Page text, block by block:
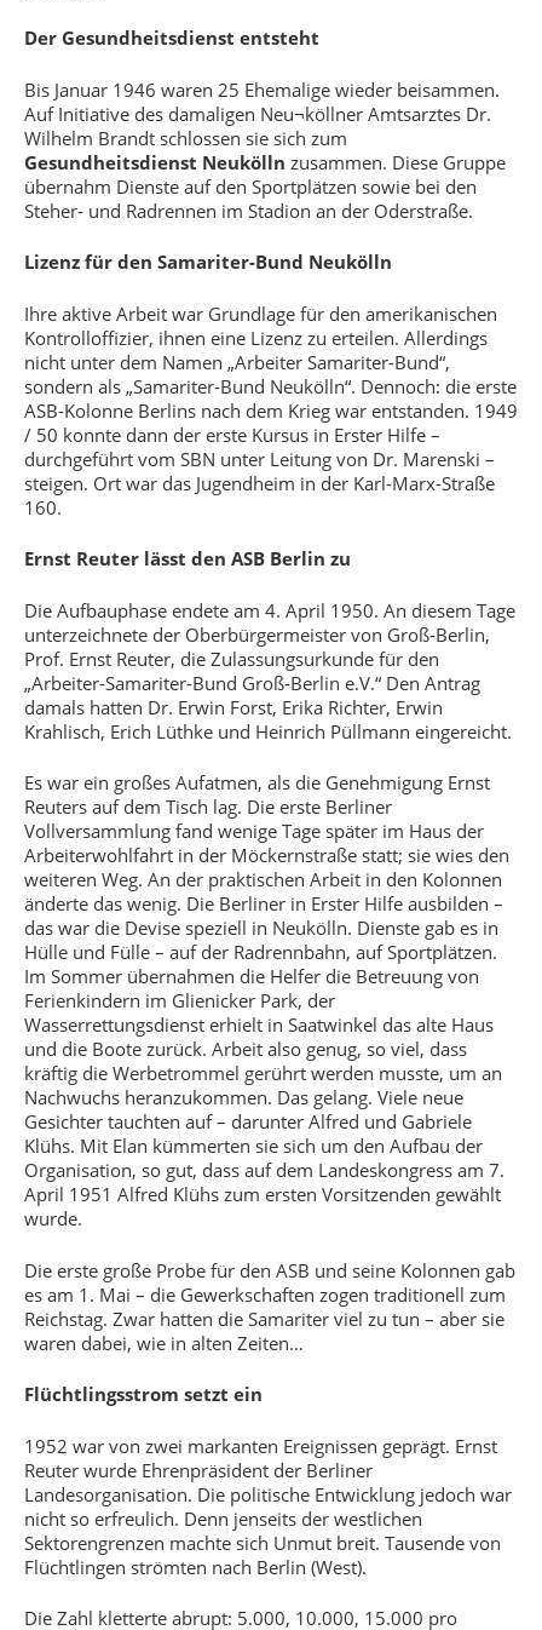
Der Gesundheitsdienst entsteht
Bis Januar 1946 waren 25 Ehemalige wieder beisammen.
Auf Initiative des damaligen Neu¬köllner Amtsarztes Dr.
Wilhelm Brandt schlossen sie sich zum
Gesundheitsdienst Neukölln zusammen. Diese Gruppe
übernahm Dienste auf den Sportplätzen sowie bei den
Steher- und Radrennen im Stadion an der Oderstraße.
Lizenz für den Samariter-Bund Neukölln
Ihre aktive Arbeit war Grundlage für den amerikanischen
Kontrolloffizier, ihnen eine Lizenz zu erteilen. Allerdings
nicht unter dem Namen „Arbeiter Samariter-Bund“,
sondern als „Samariter-Bund Neukölln“. Dennoch: die erste
ASB-Kolonne Berlins nach dem Krieg war entstanden. 1949
/ 50 konnte dann der erste Kursus in Erster Hilfe –
durchgeführt vom SBN unter Leitung von Dr. Marenski –
steigen. Ort war das Jugendheim in der Karl-Marx-Straße
160.
Ernst Reuter lässt den ASB Berlin zu
Die Aufbauphase endete am 4. April 1950. An diesem Tage
unterzeichnete der Oberbürgermeister von Groß-Berlin,
Prof. Ernst Reuter, die Zulassungsurkunde für den
„Arbeiter-Samariter-Bund Groß-Berlin e.V.“ Den Antrag
damals hatten Dr. Erwin Forst, Erika Richter, Erwin
Krahlisch, Erich Lüthke und Heinrich Püllmann eingereicht.
Es war ein großes Aufatmen, als die Genehmigung Ernst
Reuters auf dem Tisch lag. Die erste Berliner
Vollversammlung fand wenige Tage später im Haus der
Arbeiterwohlfahrt in der Möckernstraße statt; sie wies den
weiteren Weg. An der praktischen Arbeit in den Kolonnen
änderte das wenig. Die Berliner in Erster Hilfe ausbilden –
das war die Devise speziell in Neukölln. Dienste gab es in
Hülle und Fülle – auf der Radrennbahn, auf Sportplätzen.
Im Sommer übernahmen die Helfer die Betreuung von
Ferienkindern im Glienicker Park, der
Wasserrettungsdienst erhielt in Saatwinkel das alte Haus
und die Boote zurück. Arbeit also genug, so viel, dass
kräftig die Werbetrommel gerührt werden musste, um an
Nachwuchs heranzukommen. Das gelang. Viele neue
Gesichter tauchten auf – darunter Alfred und Gabriele
Klühs. Mit Elan kümmerten sie sich um den Aufbau der
Organisation, so gut, dass auf dem Landeskongress am 7.
April 1951 Alfred Klühs zum ersten Vorsitzenden gewählt
wurde.
Die erste große Probe für den ASB und seine Kolonnen gab
es am 1. Mai – die Gewerkschaften zogen traditionell zum
Reichstag. Zwar hatten die Samariter viel zu tun – aber sie
waren dabei, wie in alten Zeiten…
Flüchtlingsstrom setzt ein
1952 war von zwei markanten Ereignissen geprägt. Ernst
Reuter wurde Ehrenpräsident der Berliner
Landesorganisation. Die politische Entwicklung jedoch war
nicht so erfreulich. Denn jenseits der westlichen
Sektorengrenzen machte sich Unmut breit. Tausende von
Flüchtlingen strömten nach Berlin (West).
Die Zahl kletterte abrupt: 5.000, 10.000, 15.000 pro